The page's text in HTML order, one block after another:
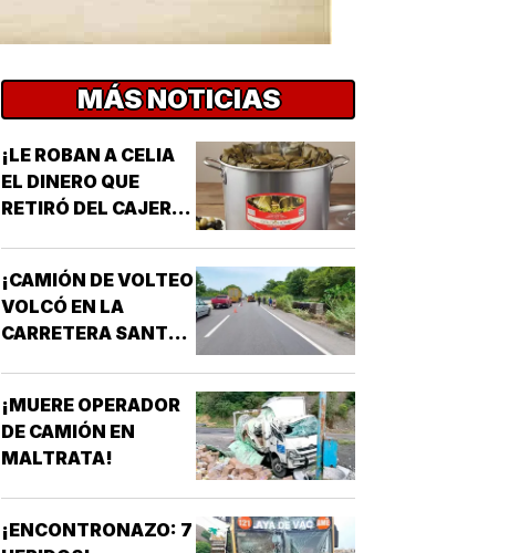
MÁS NOTICIAS
¡LE ROBAN A CELIA
EL DINERO QUE
RETIRÓ DEL CAJERO
¡CAMIÓN DE VOLTEO
VOLCÓ EN LA
CARRETERA SANTA
¡MUERE OPERADOR
DE CAMIÓN EN
MALTRATA!
¡ENCONTRONAZO: 7